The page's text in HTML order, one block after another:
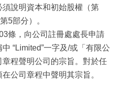
說明資本和初始股權（第
5部分）。
條，向公司註冊處處長申請
“Limited”一字及/或「有限公
程聲明公司的宗旨。對於任
公司章程中聲明其宗旨。